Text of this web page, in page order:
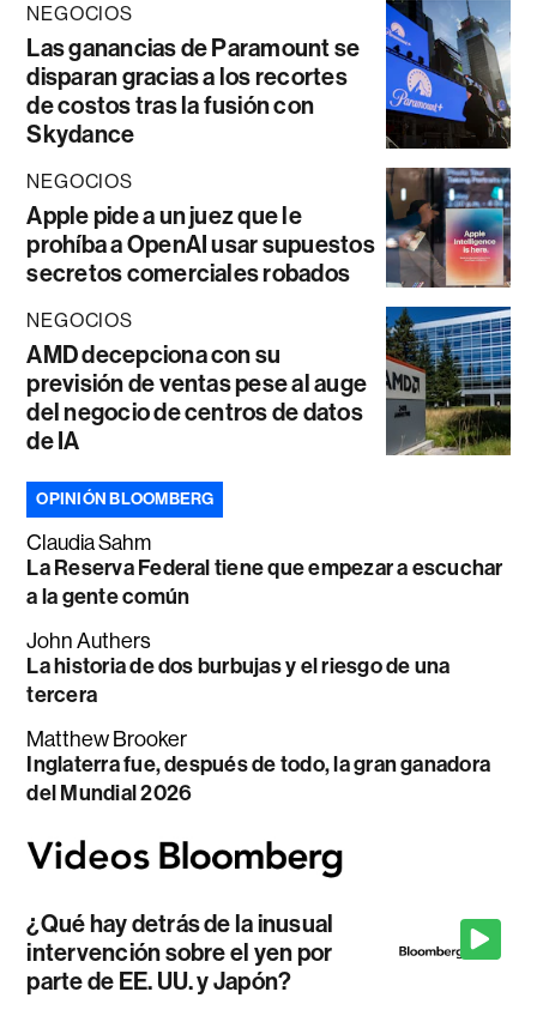
NEGOCIOS
Las ganancias de Paramount se
disparan gracias a los recortes
de costos tras la fusión con
Skydance
NEGOCIOS
Apple pide a un juez que le
prohíba a OpenAI usar supuestos
secretos comerciales robados
NEGOCIOS
AMD decepciona con su
previsión de ventas pese al auge
del negocio de centros de datos
de IA
OPINIÓN BLOOMBERG
Claudia Sahm
La Reserva Federal tiene que empezar a escuchar
a la gente común
John Authers
La historia de dos burbujas y el riesgo de una
tercera
Matthew Brooker
Inglaterra fue, después de todo, la gran ganadora
del Mundial 2026
¿Qué hay detrás de la inusual
intervención sobre el yen por
parte de EE. UU. y Japón?